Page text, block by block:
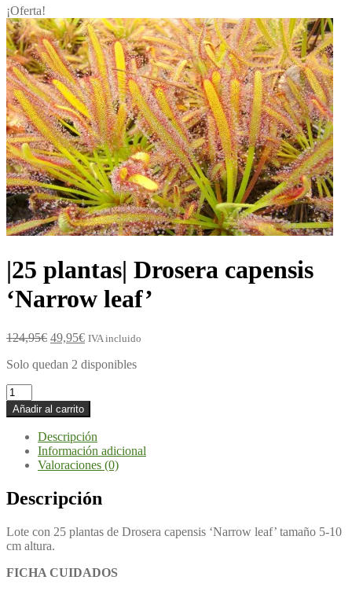
¡Oferta!
|25 plantas| Drosera capensis
‘Narrow leaf’
124,95€ 49,95€ IVA incluido
Solo quedan 2 disponibles
Añadir al carrito
Descripción
Información adicional
Valoraciones (0)
Descripción
Lote con 25 plantas de Drosera capensis ‘Narrow leaf’ tamaño 5-10
cm altura.
FICHA CUIDADOS